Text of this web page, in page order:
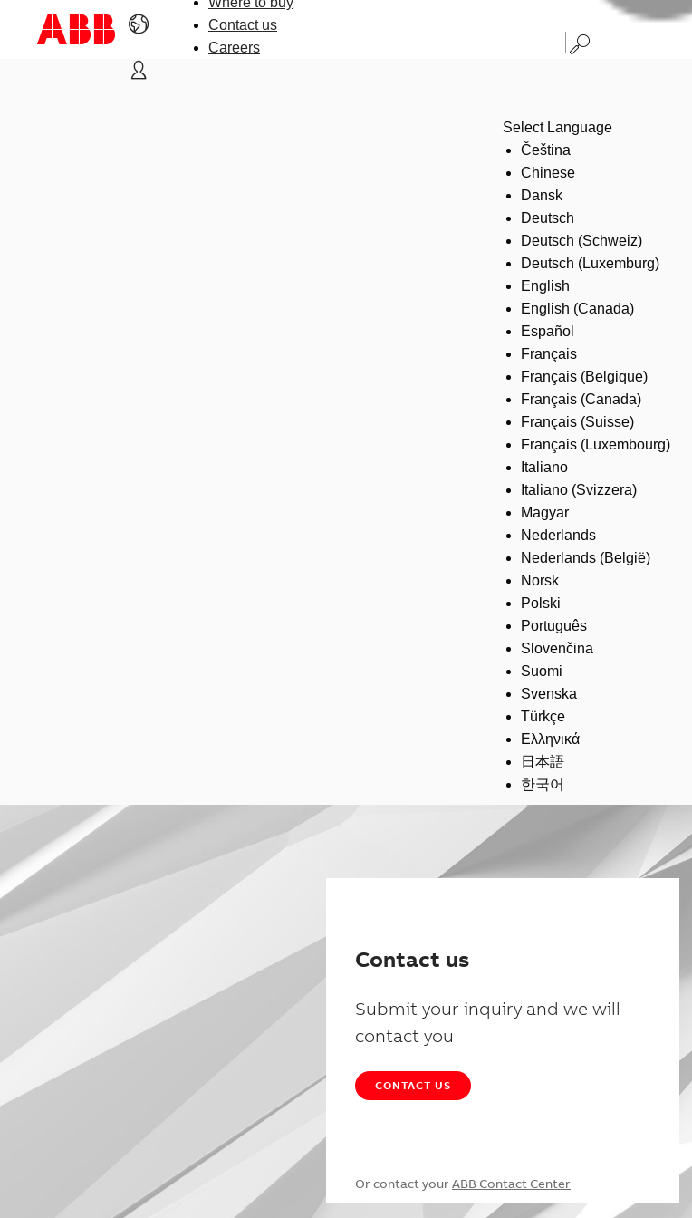
Contact us
Careers
Select Language
Čeština
Chinese
Dansk
Deutsch
Deutsch (Schweiz)
Deutsch (Luxemburg)
English
English (Canada)
Español
Français
Français (Belgique)
Français (Canada)
Français (Suisse)
Français (Luxembourg)
Italiano
Italiano (Svizzera)
Magyar
Nederlands
Nederlands (België)
Norsk
Polski
Português
Slovenčina
Suomi
Svenska
Türkçe
Ελληνικά
日本語
한국어
Contact us
Submit your inquiry and we will
contact you
CONTACT US
Or contact your ABB Contact Center